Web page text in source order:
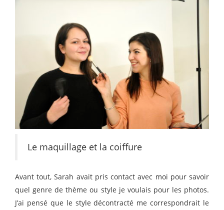
Le maquillage et la coiffure
Avant tout, Sarah avait pris contact avec moi pour savoir
quel genre de thème ou style je voulais pour les photos.
J’ai pensé que le style décontracté me correspondrait le